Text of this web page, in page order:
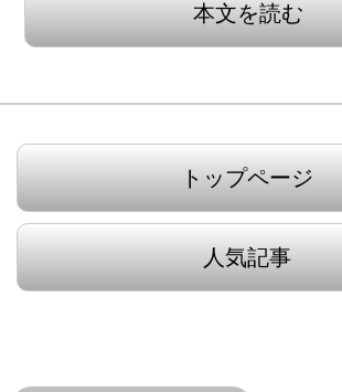
本文を読む
トップページ
人気記事